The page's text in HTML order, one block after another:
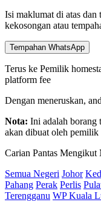
Isi maklumat di atas
kekosongan atau
Tempahan WhatsApp
Terus ke Pemilik
platform fee
Dengan meneruskan,
Nota: Ini adalah borang
akan dibuat oleh
Carian Pantas Mengikut
Semua Negeri Johor
Pahang Perak Perlis
Terengganu WP Kuala